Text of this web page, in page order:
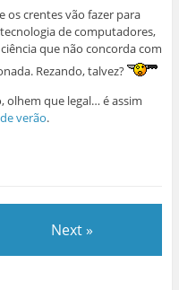
os crentes vão fazer para
de computadores,
que não concorda com
Rezando, talvez?
olhem que legal… é assim
verão.
Next »